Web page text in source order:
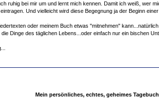
ruhig bei mir um und lernt mich kennen. Damit ich weiß, wer
eintragen. Und vielleicht wird diese Begegnung ja der Beginn
oder meinem Buch etwas "mitnehmen"
Dinge des täglichen Lebens...oder einfach nur ein bischen
Mein persönliches, echtes, geheimes